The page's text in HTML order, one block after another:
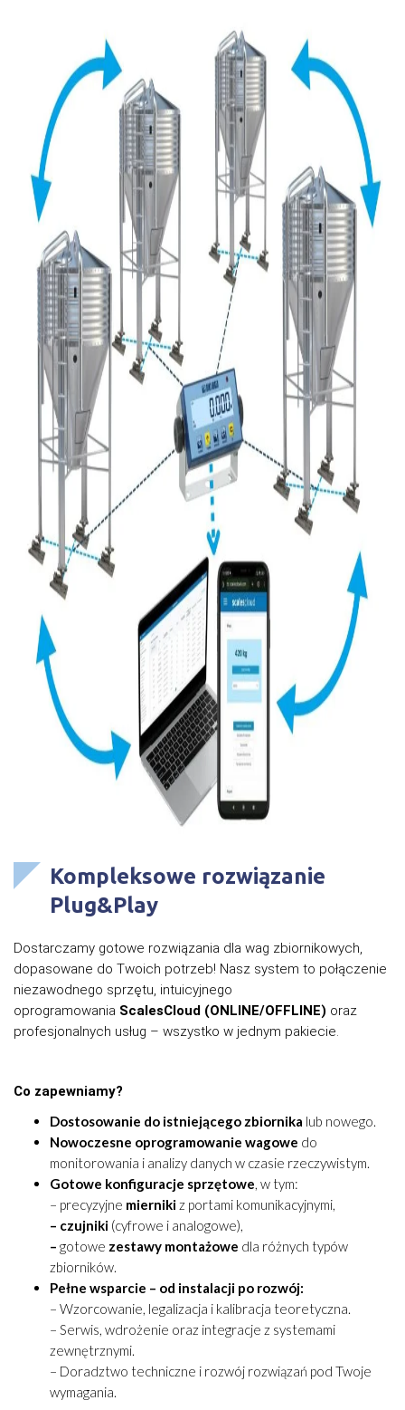
Kompleksowe rozwiązanie
Plug&Play
Dostarczamy gotowe rozwiązania dla wag zbiornikowych,
dopasowane do Twoich potrzeb! Nasz system to połączenie
niezawodnego sprzętu, intuicyjnego
oprogramowania ScalesCloud (ONLINE/OFFLINE) oraz
profesjonalnych usług – wszystko w jednym pakiecie.
Co zapewniamy?
Dostosowanie do istniejącego zbiornika lub nowego.
Nowoczesne oprogramowanie wagowe do
monitorowania i analizy danych w czasie rzeczywistym.
Gotowe konfiguracje sprzętowe , w tym:
– precyzyjne miernikiz portami komunikacyjnymi,
– czujniki (cyfrowe i analogowe),
– gotowe zestawy montażowe dla różnych typów
zbiorników.
Pełne wsparcie – od instalacji po rozwój:
– Wzorcowanie, legalizacja i kalibracja teoretyczna.
– Serwis, wdrożenie oraz integracje z systemami
zewnętrznymi.
– Doradztwo techniczne i rozwój rozwiązań pod Twoje
wymagania.